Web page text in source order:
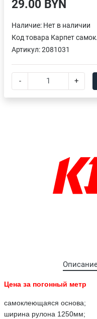
Цена за погонный метр
самоклеющаяся основа;
ширина рулона 1250мм;
29.00 BYN
Наличие: Нет в наличии
Код товара Карпет
Артикул:2081031
- +